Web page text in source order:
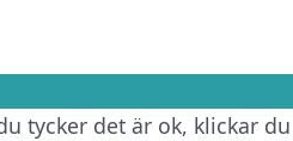
tycker det är ok, klickar du